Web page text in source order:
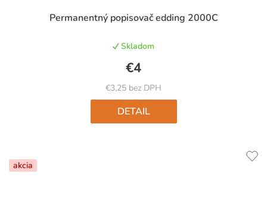
Permanentný popisovač edding 2000C
Skladom
€3,25 bez DPH
€4
DETAIL
akcia